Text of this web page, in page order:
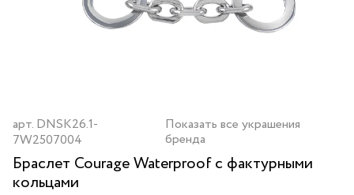
арт. DNSK26.1-
7W2507004
Показать все украшения
бренда
Браслет Courage Waterproof с фактурными
кольцами